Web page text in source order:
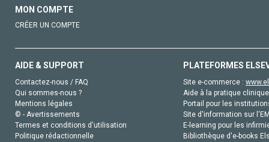
MON COMPTE
CRÉER UN COMPTE
AIDE & SUPPORT
Contactez-nous / FAQ
Qui sommes-nous ?
Mentions légales
© - Avertissements
Termes et conditions d'utilisation
Politique rédactionnelle
PLATEFORMES
Site e-commerce :
Aide à la pratique
Portail pour les
Site d'information sur
E-learning pour les
Bibliothèque d'e-books